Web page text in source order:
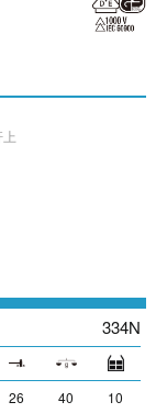
334N
26 40 10